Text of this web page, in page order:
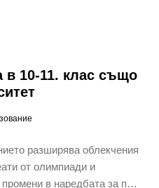
10-11. клас също
разширява облекчения
от олимпиади и
в наредбата за п…